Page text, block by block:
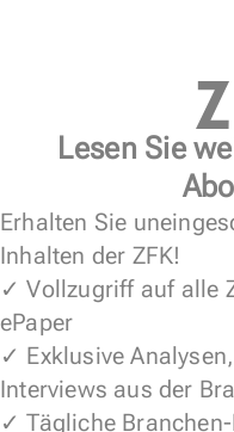
Lesen Sie
Erhalten Sie
Inhalten der ZFK!
✓ Vollzugriff auf alle
ePaper
✓ Exklusive
Interviews aus der
✓ Tägliche